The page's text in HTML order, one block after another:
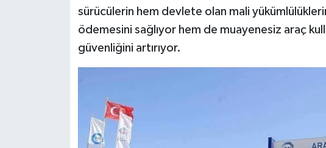
sürücülerin hem devlete olan mali
ödemesini sağlıyor hem de muayenesiz araç
güvenliğini artırıyor.